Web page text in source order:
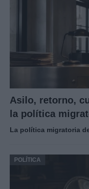
Asilo, retorno,
la política
La política migratoria
POLÍTICA